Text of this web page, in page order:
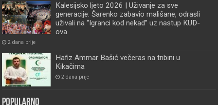
Kalesijsko ljeto 2026 | Uživanje za sve
generacije: Šarenko zabavio mališane, odrasli
uživali na “Igranci kod nekad” uz nastup KUD-
ova
2 dana prije
Hafiz Ammar Bašić večeras na tribini u
Kikačima
2 dana prije